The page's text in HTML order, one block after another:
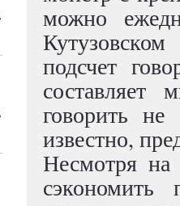
можно
подсчет
говорить не
известно,
Несмотря
сэкономить